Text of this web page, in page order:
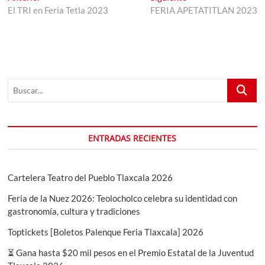
de
anterior:
El TRI en Feria Tetla 2023
siguiente:
FERIA APETATITLAN 2023
Buscar...
ENTRADAS RECIENTES
Cartelera Teatro del Pueblo Tlaxcala 2026
Feria de la Nuez 2026: Teolocholco celebra su identidad con
gastronomía, cultura y tradiciones
Toptickets [Boletos Palenque Feria Tlaxcala] 2026
⏳ Gana hasta $20 mil pesos en el Premio Estatal de la Juventud